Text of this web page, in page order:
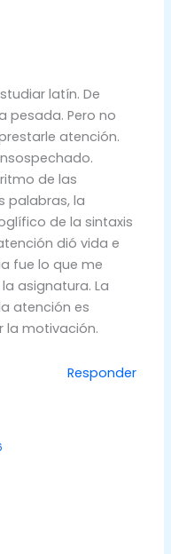
latín. De
pesada. Pero no
atención.
de las
palabras, la
de la sintaxis
dió vida e
fue lo que me
asignatura. La
atención es
la motivación.
Responder